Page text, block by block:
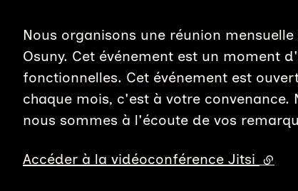
Nous organisons une réunion
Osuny. Cet événement est un moment
fonctionnelles. Cet événement est
chaque mois, c'est à votre
nous sommes à l'écoute de vos
Accéder à la vidéoconférence Jitsi (lien